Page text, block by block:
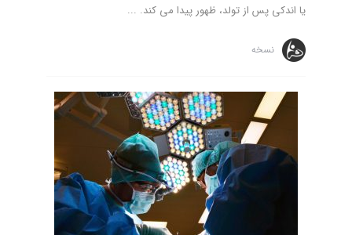
یا اندکی پس از تولد، ظهور پیدا می کند. ...
نسخه